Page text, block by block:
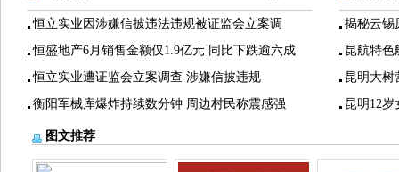
恒立实业因涉嫌信披违法违规被证监会立案调
恒盛地产6月销售金额仅1.9亿元 同比下跌逾六成
恒立实业遭证监会立案调查 涉嫌信披违规
衡阳军械库爆炸持续数分钟 周边村民称震感强
揭秘云锡
昆航特色
昆明大树
昆明12
图文推荐